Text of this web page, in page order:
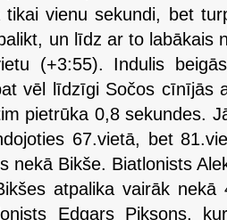
tikai vienu sekundi, bet
un līdz ar to labākais
(+3:55). Indulis
vēl līdzīgi Sočos cīnījās
pietrūka 0,8 sekundes.
67.vietā, bet
nekā Bikše. Biatlonists
atpalika vairāk
Edgars Piksons,